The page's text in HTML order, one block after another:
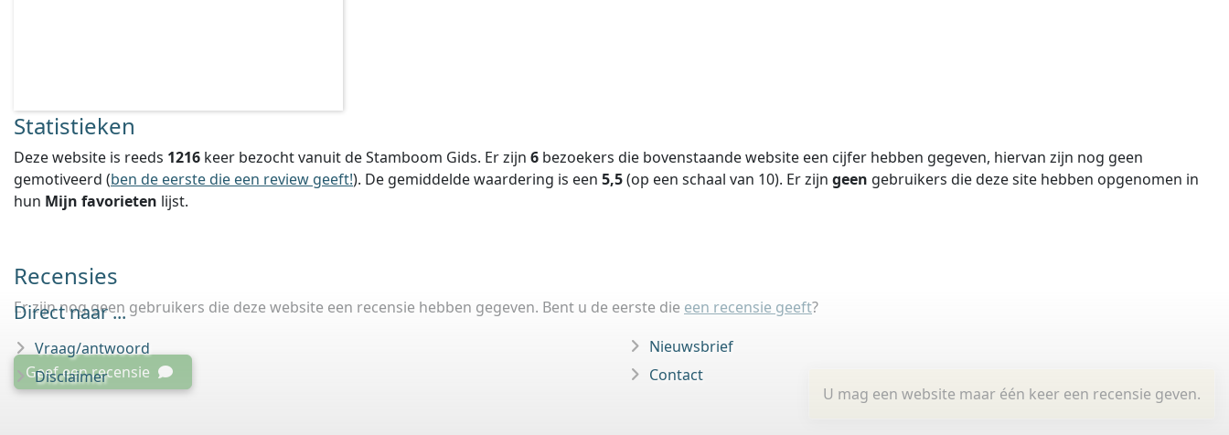
Statistieken
Deze website is reeds 1216 keer bezocht vanuit de Stamboom Gids. Er zijn 6 bezoekers die bovenstaande website een cijfer hebben gegeven, hiervan zijn nog geen
gemotiveerd (ben de eerste die een review geeft!). De gemiddelde waardering is een 5,5(op een schaal van 10). Er zijn geen gebruikers die deze site hebben opgenomen in
hun Mijn favorieten lijst.
Recensies
Er zijn nog geen gebruikers die deze website een recensie hebben gegeven. Bent u de eerste die een recensie geeft?
U mag een website maar één keer een recensie geven.
Geef een recensie
Direct naar ...
Vraag/antwoord
Disclaimer
Nieuwsbrief
Contact